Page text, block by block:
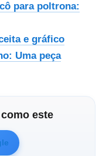
para poltrona:
e gráfico
Uma peça
este